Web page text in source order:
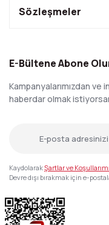
Sözleşmeler
E-Bültene Abone
Kampanyalarımızdan
haberdar olmak
KaydolarakŞartlar ve
Devre dışı bırakmak için e-